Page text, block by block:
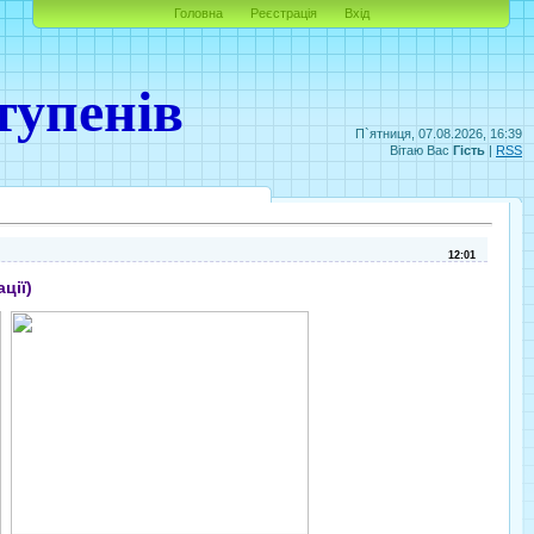
П`ятниця, 07.08.2026, 16:39
Вітаю Вас Гість | RSS
Головна Реєстрація Вхід
12:01